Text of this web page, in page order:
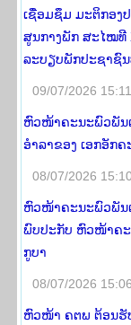
ເຊື່ອມຊຶມ ມະຕິກອງ
ສູນກາງພັກ ສະໄໝທີ
ລະບຽບພັກປະຊາຊົ
09/07/2026
ຫົວໜ້າຄະນະພົວພັນ
ອຳລາຂອງ ເອກອັກ
08/07/2026
ຫົວໜ້າຄະນະພົວພັນ
ພົບປະກັບ ຫົວໜ້າຄະ
ກູບາ
08/07/2026
ຫົວໜ້າ ຄຕພ ຕ້ອນຮັ